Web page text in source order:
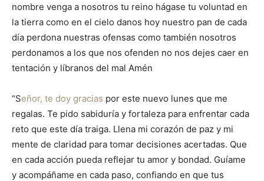
nombre venga a nosotros tu reino hágase tu voluntad en
la tierra como en el cielo danos hoy nuestro pan de cada
día perdona nuestras ofensas como también nosotros
perdonamos a los que nos ofenden no nos dejes caer en
tentación y líbranos del mal Amén
“Señor, te doy gracias por este nuevo lunes que me
regalas. Te pido sabiduría y fortaleza para enfrentar cada
reto que este día traiga. Llena mi corazón de paz y mi
mente de claridad para tomar decisiones acertadas. Que
en cada acción pueda reflejar tu amor y bondad. Guíame
y acompáñame en cada paso, confiando en que tus